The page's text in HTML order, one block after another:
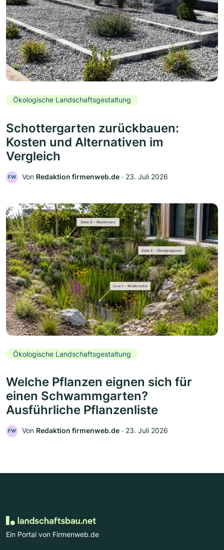
Ökologische Landschaftsgestaltung
Schottergarten zurückbauen:
Kosten und Alternativen im
Vergleich
FW Von Redaktion firmenweb.de ‧ 23. Juli 2026
Ökologische Landschaftsgestaltung
Welche Pflanzen eignen sich für
einen Schwammgarten?
Ausführliche Pflanzenliste
FW Von Redaktion firmenweb.de ‧ 23. Juli 2026
Ein Portal von Firmenweb.de